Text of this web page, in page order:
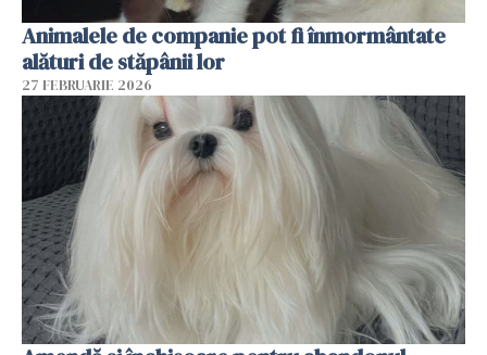
Animalele de companie pot fi înmormântate
alături de stăpânii lor
27 FEBRUARIE 2026